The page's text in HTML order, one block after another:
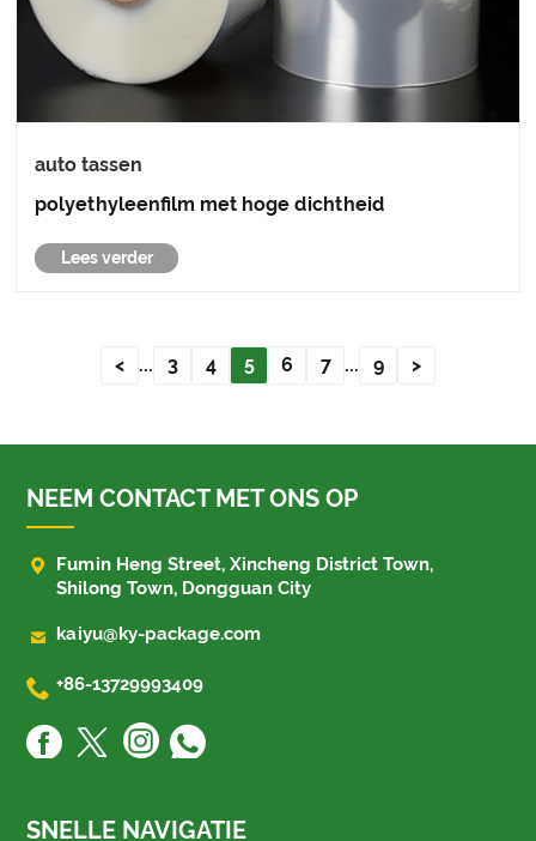
auto tassen
polyethyleenfilm met hoge dichtheid
Lees verder
< ... 3 4 5 6 7 ... 9 >
NEEM CONTACT MET ONS OP

Fumin Heng Street, Xincheng District Town,
Shilong Town, Dongguan City
 kaiyu@ky-package.com
 +86-13729993409
SNELLE NAVIGATIE